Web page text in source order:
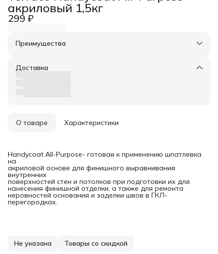
акриловый 1,5кг
299 ₽
Преимущества
Оплата частями в Сплит
Удобный возврат
Доставка
О товаре Характеристики
Handycoat All-Purpose- готовая к применению шпатлевка
на
акриловой основе для финишного выравнивания
внутренних
поверхностей стен и потолков при подготовки их для
нанесения финишной отделки, а также для ремонта
неровностей основания и заделки швов в ГКЛ-
перегородках.
Не указана Товары со скидкой